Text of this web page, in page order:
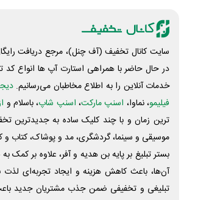
سایت کانال تخفیف (آف چنل)، مرجع دریافت
در حال حاضر با همراهی استارت آپ ها انواع کد
خدمات آنلاین را به اطلاع مخاطبان می‌رسانیم.
فیلیمو، نماوا، اسنپ مارکت، اسنپ شاپ، باسلام و
ترین زمان و با چند کلیک ساده به جدیدترین
موسیقی و سینما، گردشگری، مد و پوشاک، کتاب و
بستر تبلیغ بر پایه بن هدیه و آفر، علاوه بر
آن‌ها، باعث کاهش هزینه و ایجاد تجربه‌ای
تبلیغی و تخفیفی ضمن جذب مشتریان جدید